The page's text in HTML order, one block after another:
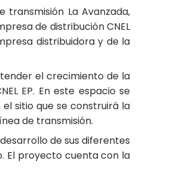
La Avanzada,
de distribución CNEL
distribuidora y de la
el crecimiento de la
EP. En este espacio se
sitio que se construirá la
de transmisión.
de sus diferentes
El proyecto cuenta con la